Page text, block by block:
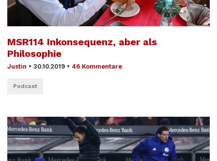
MSR114 Inkonsequenz, aber als
Philosophie
Justin • 30.10.2019 • 46 Kommentare
Podcast